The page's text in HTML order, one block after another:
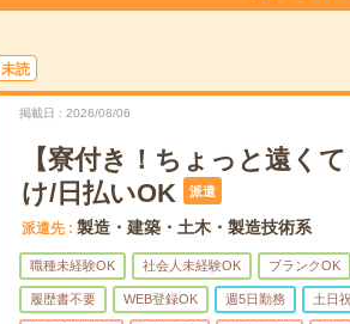
未読
掲載日 2026/08/06
【寮付き！ちょっと遠く
け/日払いOK
派遣
派遣先 製造・建築・土木・製造技術系
職種未経験OK 社会人未経験OK ブランクOK
履歴書不要 WEB登録OK 週5日勤務 土日